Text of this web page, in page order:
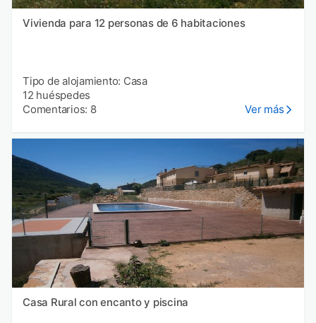
Vivienda para 12 personas de 6 habitaciones
Tipo de alojamiento: Casa
12 huéspedes
Comentarios: 8
Ver más
Casa Rural con encanto y piscina